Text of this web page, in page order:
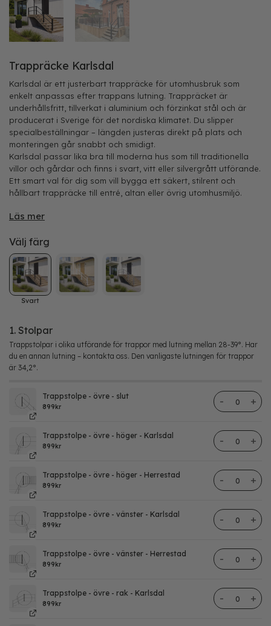
Trappräcke Karlsdal
Karlsdal är ett justerbart trappräcke för utomhusbruk som
enkelt anpassas efter trappans lutning. Trappräcket är
underhållsfritt, tillverkat i aluminium och förzinkat stål och är
producerat i Sverige för det nordiska klimatet. Du slipper
specialbeställningar – längden justeras direkt på plats och
monteringen går snabbt och smidigt.
Karlsdal passar lika bra till moderna hus som till traditionella
villor och gårdar och finns i svart, vitt eller silvergrått utförande.
Ett smart val för dig som vill bygga ett säkert, stilrent och
hållbart trappräcke till entré, altan eller övrig utomhusmiljö.
Läs mer
Välj färg
Svart
1. Stolpar
Trappstolpar i olika utförande för trappor med lutning mellan 28-39°. Har
du en annan lutning – kontakta oss. Den vanligaste lutningen för trappor
är 34,2°.
Trappstolpe - övre - slut
899 kr
Trappstolpe
Trappstolpe - övre - höger - Karlsdal
899 kr
Trappstolpe
Trappstolpe - övre - höger - Herrestad
899 kr
Trappstolpe
Trappstolpe - övre - vänster - Karlsdal
899 kr
Trappstolpe
Trappstolpe - övre - vänster - Herrestad
899 kr
Trappstolpe
Trappstolpe - övre - rak - Karlsdal
899 kr
Trappstolpe